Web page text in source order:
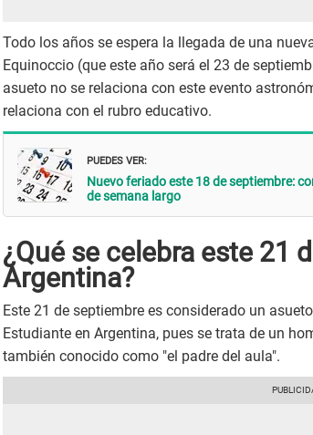
Todo los años se espera la llegada de una
Equinoccio (que este año será el 23 de
asueto no se relaciona con este evento
relaciona con el rubro educativo.
PUEDES VER:
Nuevo feriado este 18 de septiembre:
de semana largo
¿Qué se celebra este 21
Argentina?
Este 21 de septiembre es considerado un
Estudiante en Argentina, pues se trata de un
también conocido como "el padre del aula".